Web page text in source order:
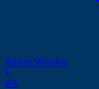
Add to Wishlist
+
Vis